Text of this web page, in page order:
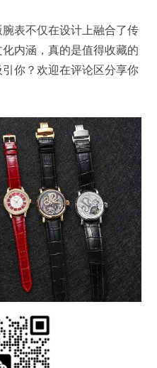
表不仅在设计上融合了传
内涵，真的是值得收藏的
你？欢迎在评论区分享你